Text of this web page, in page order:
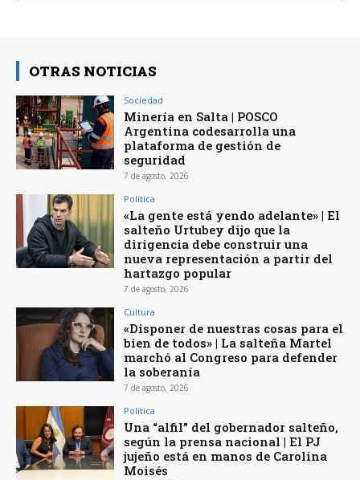
OTRAS NOTICIAS
Sociedad
Minería en Salta | POSCO
Argentina codesarrolla una
plataforma de gestión de
seguridad
7 de agosto, 2026
Política
«La gente está yendo adelante» | El
salteño Urtubey dijo que la
dirigencia debe construir una
nueva representación a partir del
hartazgo popular
7 de agosto, 2026
Cultura
«Disponer de nuestras cosas para el
bien de todos» | La salteña Martel
marchó al Congreso para defender
la soberanía
7 de agosto, 2026
Política
Una “alfil” del gobernador salteño,
según la prensa nacional | El PJ
jujeño está en manos de Carolina
Moisés